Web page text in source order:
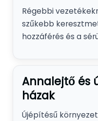
Régebbi
szűkebb
hozzáférés és a
Annalejtő és
házak
Újépítésű